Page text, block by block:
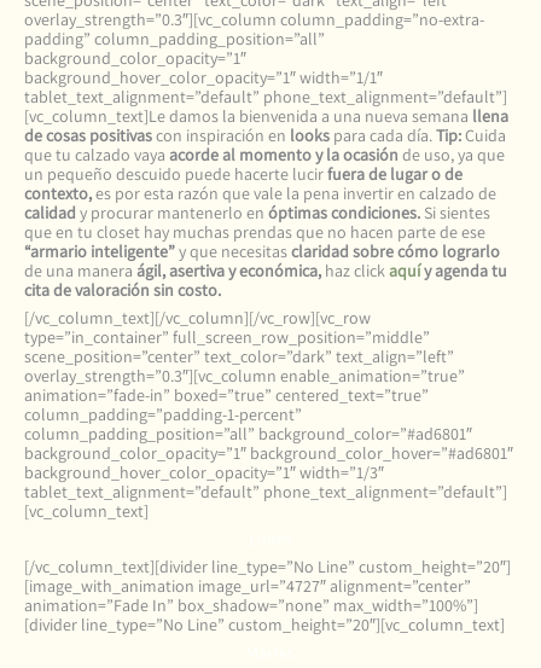
overlay_strength=”0.3″][vc_column column_padding=”no-extra-
padding” column_padding_position=”all”
background_color_opacity=”1″
background_hover_color_opacity=”1″ width=”1/1″
tablet_text_alignment=”default” phone_text_alignment=”default”]
[vc_column_text]Le damos la bienvenida a una nueva semana llena
de cosas positivascon inspiración en looks para cada día.Tip:Cuida
que tu calzado vaya acorde al momento y la ocasión de uso, ya que
un pequeño descuido puede hacerte lucirfuera de lugar o de
contexto,es por esta razón que vale la pena invertir en calzado de
calidad y procurar mantenerlo en óptimas condiciones. Si sientes
que en tu closet hay muchas prendas que no hacen parte de ese
“armario inteligente”y que necesitasclaridad sobre cómo lograrlo
de una manera ágil, asertiva y económica, haz clickaquíy agenda tu
cita de valoración sin costo.
[/vc_column_text][/vc_column][/vc_row][vc_row
type=”in_container” full_screen_row_position=”middle”
scene_position=”center” text_color=”dark” text_align=”left”
overlay_strength=”0.3″][vc_column enable_animation=”true”
animation=”fade-in” boxed=”true” centered_text=”true”
column_padding=”padding-1-percent”
column_padding_position=”all” background_color=”#ad6801″
background_color_opacity=”1″ background_color_hover=”#ad6801″
background_hover_color_opacity=”1″ width=”1/3″
tablet_text_alignment=”default” phone_text_alignment=”default”]
[vc_column_text]
[/vc_column_text][divider line_type=”No Line” custom_height=”20″]
[image_with_animation image_url=”4727″ alignment=”center”
animation=”Fade In” box_shadow=”none” max_width=”100%”]
[divider line_type=”No Line” custom_height=”20″][vc_column_text]